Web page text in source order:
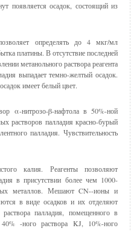
появляется осадок, состоящий из
определять до 4 мкг/мл
платины. В отсутствие последней
метанольного раствора реагента
выпадает темно-желтый осадок.
имеет белый цвет.
α-нитрозо-β-нафтола в 50%-ной
растворов палладия красно-бурый
палладия. Чувствительность
калия. Реагенты позволяют
в присутст­вии более чем 1000-
ме­таллов. Мешают CN--ионы и
в виде осадков и их отделяют
палладия, помещенного в
-ного раствора KJ, 10%-ного